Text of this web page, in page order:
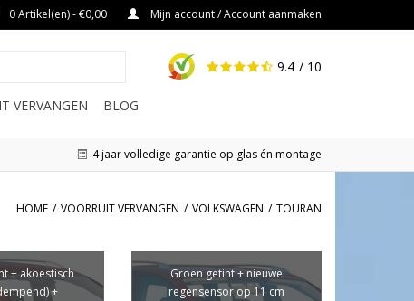
0 Artikel(en) - €0,00 Mijn account / Account aanmaken
9.4 / 10
VERVANGEN BLOG
4 jaar volledige garantie op glas én montage
HOME / VOORRUIT VERVANGEN / VOLKSWAGEN / TOURAN
+ akoestisch
+
Groen getint + nieuwe
regensensor op 11 cm